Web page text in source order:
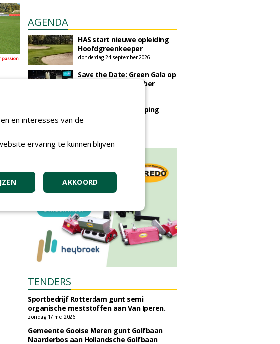
AGENDA
HAS start nieuwe opleiding
Hoofdgreenkeeper
donderdag 24 september 2026
Save the Date: Green Gala op
woensdag 2 december
European Greenkeeping
Summit 2027
TENDERS
Sportbedrijf Rotterdam gunt semi
organische meststoffen aan Van Iperen.
zondag 17 mei 2026
Gemeente Gooise Meren gunt Golfbaan
Naarderbos aan Hollandsche Golfbaan
en interesses van de
ervaring te kunnen blijven
AKKOORD